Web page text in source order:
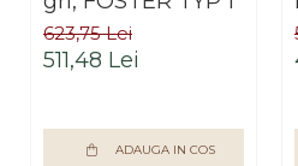
623,75 Lei
511,48 Lei
ADAUGA IN COS